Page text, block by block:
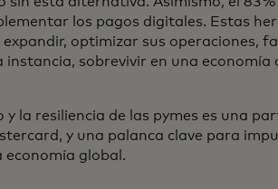
los pagos digitales. Estas
expandir, optimizar sus operaciones,
instancia, sobrevivir en una
y la resiliencia de las pymes es una
y una palanca clave para
economía global.